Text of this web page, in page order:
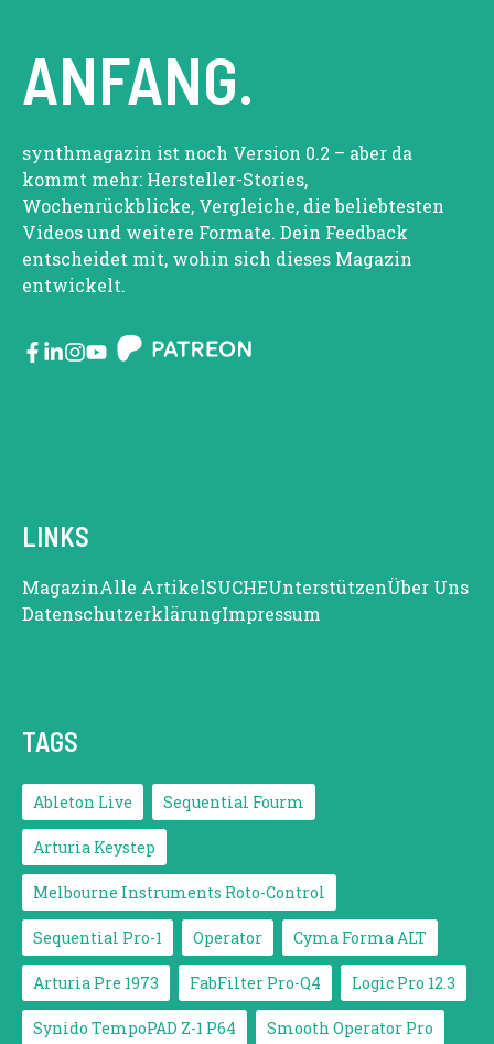
ANFANG.
synthmagazin ist noch Version 0.2 – aber da
kommt mehr: Hersteller-Stories,
Wochenrückblicke, Vergleiche, die beliebtesten
Videos und weitere Formate. Dein Feedback
entscheidet mit, wohin sich dieses Magazin
entwickelt.
LINKS
MagazinAlle ArtikelSUCHEUnterstützenÜber Uns
DatenschutzerklärungImpressum
TAGS
Ableton Live Sequential Fourm
Arturia Keystep
Melbourne Instruments Roto-Control
Sequential Pro-1 Operator Cyma Forma ALT
Arturia Pre 1973 FabFilter Pro-Q4 Logic Pro 12.3
Synido TempoPAD Z-1 P64 Smooth Operator Pro